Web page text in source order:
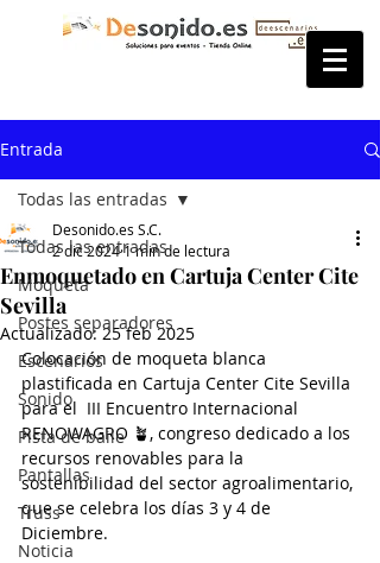
Entrada
Todas las entradas
Moqueta
Postes separadores
Escenarios
Sonido
Pista de baile
Pantallas
Truss
Noticia
Todas las entradas
Enmoquetado en Cartuja Center Cite
Sevilla
Desonido.es S.C.
2 dic 20241 min de lectura
Actualizado:25 feb 2025
Colocación de moqueta blanca
plastificada en Cartuja Center Cite Sevilla
para el  III Encuentro Internacional
RENOWAGRO 🪴, congreso dedicado a los
recursos renovables para la
sostenibilidad del sector agroalimentario,
que se celebra los días 3 y 4 de
Diciembre.